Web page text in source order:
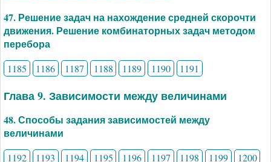
47. Решение задач на нахождение средней скорочти
движения. Решение комбинаторных задач методом
перебора
1185 1186 1187 1188 1189 1190 1191
Глава 9. Зависимости между величинами
48. Способы задания зависимостей между
величинами
1192 1193 1194 1195 1196 1197 1198 1199
1200